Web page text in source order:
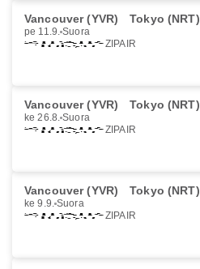
Vancouver (YVR) Tokyo (NRT)
pe 11.9. Suora
ZIPAIR
Vancouver (YVR) Tokyo (NRT)
ke 26.8. Suora
ZIPAIR
Vancouver (YVR) Tokyo (NRT)
ke 9.9. Suora
ZIPAIR